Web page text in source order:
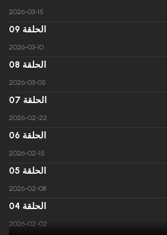
2026-03-15
الحلقة 09
2026-03-10
الحلقة 08
2026-03-05
الحلقة 07
2026-02-22
الحلقة 06
2026-02-15
الحلقة 05
2026-02-08
الحلقة 04
2026-02-02